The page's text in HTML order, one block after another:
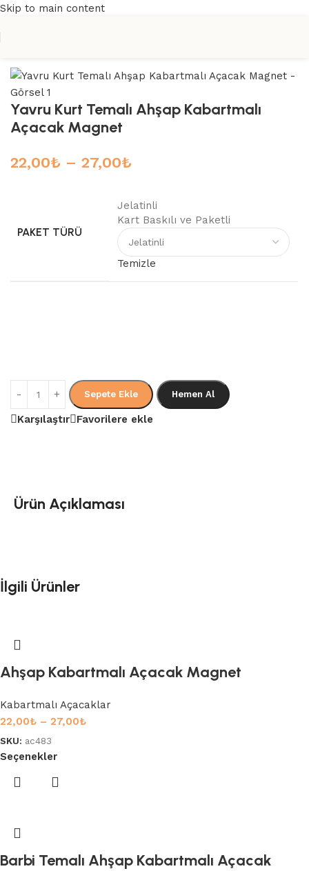
Skip to main content
Yavru Kurt Temalı Ahşap Kabartmalı
Açacak Magnet
22,00₺ – 27,00₺
PAKET TÜRÜ
Jelatinli
Kart Baskılı ve Paketli
Temizle
Sepete Ekle Hemen Al
Karşılaştır Favorilere ekle
Ürün Açıklaması
İlgili Ürünler
Ahşap Kabartmalı Açacak Magnet
Kabartmalı Açacaklar
22,00₺ – 27,00₺
SKU: ac483
Seçenekler
Barbi Temalı Ahşap Kabartmalı Açacak